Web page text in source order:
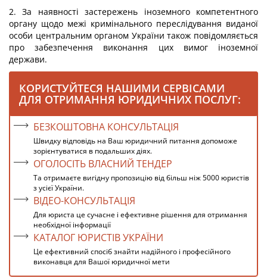
2. За наявності застережень іноземного компетентного
органу щодо межі кримінального переслідування виданої
особи центральним органом України також повідомляється
про забезпечення виконання цих вимог іноземної
держави.
КОРИСТУЙТЕСЯ НАШИМИ СЕРВІСАМИ
ДЛЯ ОТРИМАННЯ ЮРИДИЧНИХ ПОСЛУГ:
БЕЗКОШТОВНА КОНСУЛЬТАЦІЯ
Швидку відповідь на Ваш юридичний питання допоможе
зорієнтуватися в подальших діях.
ОГОЛОСІТЬ ВЛАСНИЙ ТЕНДЕР
Та отримаєте вигідну пропозицію від більш ніж 5000 юристів
з усієї України.
ВІДЕО-КОНСУЛЬТАЦІЯ
Для юриста це сучасне і ефективне рішення для отримання
необхідної інформації
КАТАЛОГ ЮРИСТІВ УКРАЇНИ
Це ефективний спосіб знайти надійного і професійного
виконавця для Вашої юридичної мети